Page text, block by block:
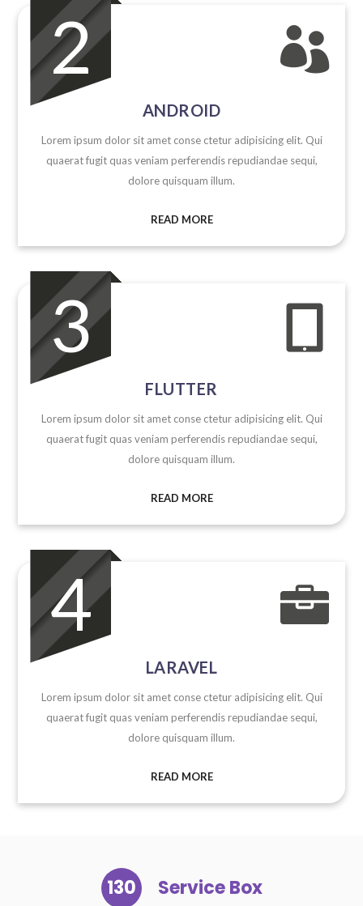

ANDROID
2
Lorem ipsum dolor sit amet conse ctetur adipisicing elit. Qui
quaerat fugit quas veniam perferendis repudiandae sequi,
dolore quisquam illum.
READ MORE
FLUTTER
3
Lorem ipsum dolor sit amet conse ctetur adipisicing elit. Qui
quaerat fugit quas veniam perferendis repudiandae sequi,
dolore quisquam illum.
READ MORE

LARAVEL
4
Lorem ipsum dolor sit amet conse ctetur adipisicing elit. Qui
quaerat fugit quas veniam perferendis repudiandae sequi,
dolore quisquam illum.
READ MORE
130 Service Box